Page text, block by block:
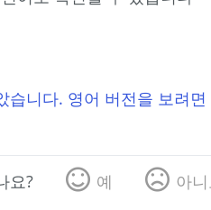
습니다. 영어 버전을 보려
요? 예 아